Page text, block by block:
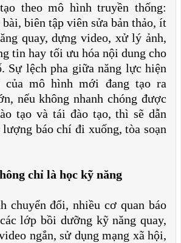
theo mô hình truyền thống:
biên tập viên sửa bản thảo, ít
quay, dựng video, xử lý ảnh,
tin hay tối ưu hóa nội dung cho
Sự lệch pha giữa năng lực hiện
của mô hình mới đang tạo ra
nếu không nhanh chóng được
tạo và tái đào tạo, thì sẽ dẫn
báo chí đi xuống, tòa soạn
chỉ là học kỹ năng
chuyển đổi, nhiều cơ quan báo
lớp bồi dưỡng kỹ năng quay,
ngắn, sử dụng mạng xã hội,